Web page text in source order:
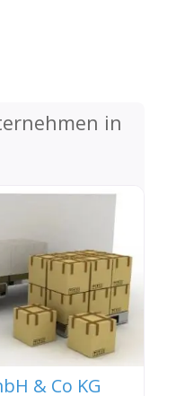
in
& Co KG